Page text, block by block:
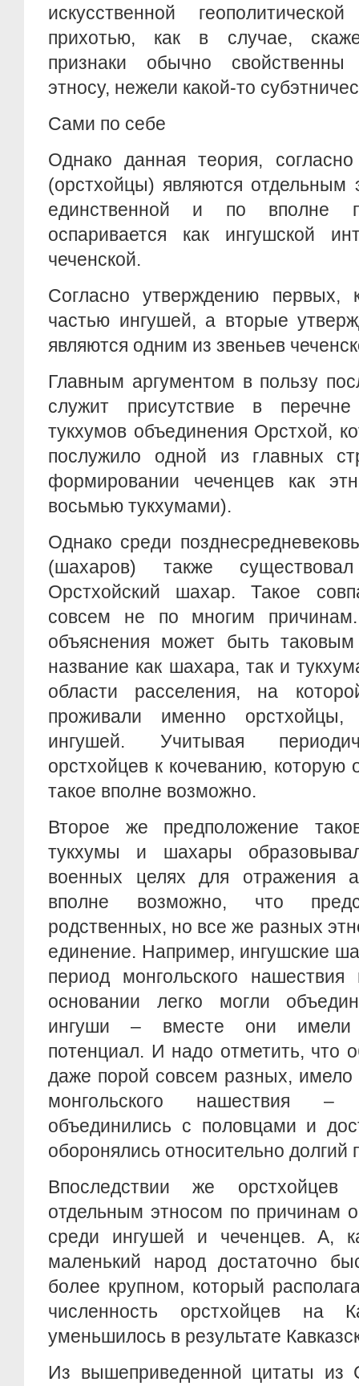
искусственной
прихотью, как в случае,
признаки обычно свойственны
этносу, нежели какой-то
Сами по себе
Однако данная теория,
(орстхойцы) являются отдельным
единственной и по вполне
оспаривается как ингушской
чеченской.
Согласно утверждению первых,
частью ингушей, а вторые
являются одним из звеньев
Главным аргументом в пользу
служит присутствие в
тукхумов объединения Орстхой,
послужило одной из главных
формировании чеченцев как
восьмью тукхумами).
Однако среди
(шахаров) также
Орстхойский шахар. Такое
совсем не по многим
объяснения может быть
название как шахара, так и
области расселения, на
проживали именно
ингушей. Учитывая
орстхойцев к кочеванию, которую
такое вполне возможно.
Второе же предположение
тукхумы и шахары
военных целях для отражения
вполне возможно, что
родственных, но все же разных
единение. Например, ингушские
период монгольского
основании легко могли
ингуши – вместе они имели
потенциал. И надо отметить, что
даже порой совсем разных,
монгольского нашествия
объединились с половцами и
оборонялись относительно долгий
Впоследствии же
отдельным этносом по причинам
среди ингушей и чеченцев. А,
маленький народ достаточно
более крупном, который
численность орстхойцев на
уменьшилось в результате
Из вышеприведенной цитаты из